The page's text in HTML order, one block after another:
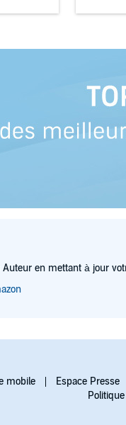
en mettant à jour
mobile Espace Presse